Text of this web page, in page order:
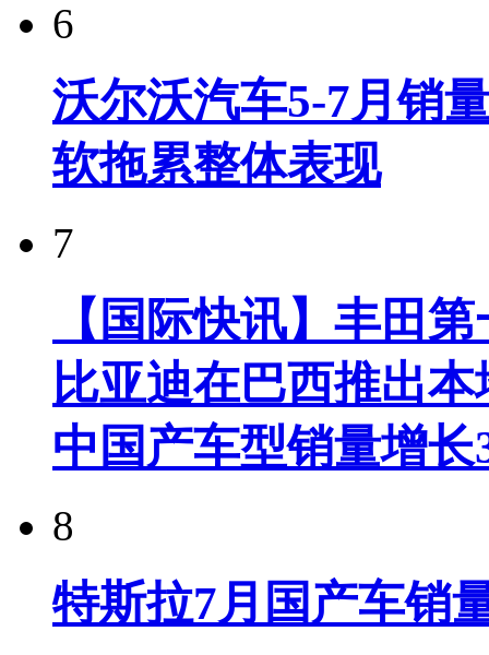
6
沃尔沃汽车5-7月销
软拖累整体表现
7
【国际快讯】丰田
比亚迪在巴西推出
中国产车型销量增长
8
特斯拉7月国产车销